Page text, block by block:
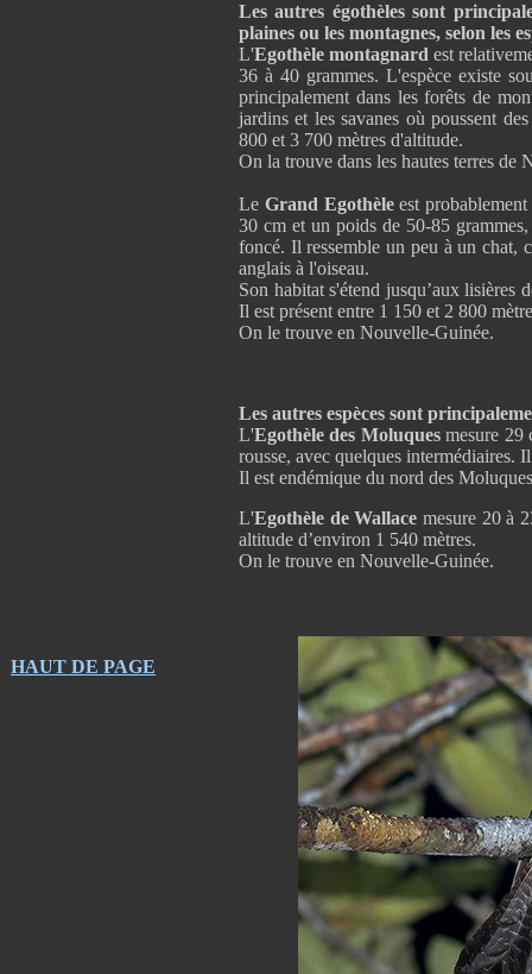
Les autres égothèles sont
plaines ou les montagnes, selon les
L'Egothèle montagnardest
36 à 40 grammes. L'espèce existe
principalement dans les forêts de
jardins et les savanes où poussent
800 et 3 700 mètres d'altitude.
On la trouve dans les hautes terres de
Le Grand Egothèleest
30 cm et un poids de 50-85
foncé. Il ressemble un peu à un chat,
anglais à l'oiseau.
Son habitat s'étend jusqu’aux lisières
Il est présent entre 1 150 et 2 800
On le trouve en Nouvelle-Guinée.
Les autres espèces sont
L'Egothèle des Moluquesmesure 29
rousse, avec quelques intermédiaires.
Il est endémique du nord des
L'Egothèle de Wallace mesure 20 à
altitude d’environ 1 540 mètres.
On le trouve en Nouvelle-Guinée.
HAUT DE PAGE